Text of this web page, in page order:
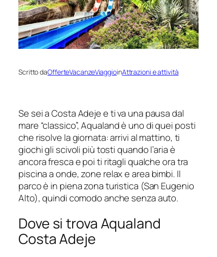
Scritto daOfferteVacanzeViaggioinAttrazioni e attività
Se sei a Costa Adeje e ti va una pausa dal
mare “classico”, Aqualand è uno di quei posti
che risolve la giornata: arrivi al mattino, ti
giochi gli scivoli più tosti quando l’aria è
ancora fresca e poi ti ritagli qualche ora tra
piscina a onde, zone relax e area bimbi. Il
parco è in piena zona turistica (San Eugenio
Alto), quindi comodo anche senza auto.
Dove si trova Aqualand
Costa Adeje